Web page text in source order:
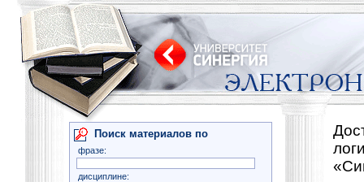
Поиск материалов по
фразе:
дисциплине: